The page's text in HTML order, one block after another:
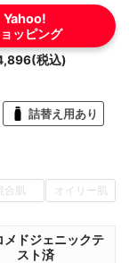
Yahoo!
ッピング
税込)
詰替え用あり
合肌 オイリー肌
メドジェニックテ
スト済